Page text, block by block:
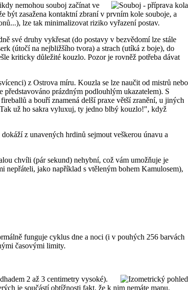
nemohou souboj začínat ve
být zasažena kontaktní zbraní v prvním kole souboje, a
lze tak minimalizovat riziko vyřazení postav.
své druhy vykřesat (do postavy v bezvědomí lze stále
(útočí na nejbližšího tvora) a strach (utíká z boje), do
kriticky důležité kouzlo. Pozor je rovněž potřeba dávat
z Ostrova míru. Kouzla se lze naučit od mistrů nebo
prázdným podlouhlým ukazatelem). S
a bouří znamená delší praxe větší zranění, u jiných
už ho sakra vyluxuj, ty jedno blbý kouzlo!", když
z unavených hrdinů sejmout veškerou únavu a
chvíli (pár sekund) nehybní, což vám umožňuje je
nepřáteli, jako například s vtěleným bohem Kamulosem),
funguje cyklus dne a noci (i v pouhých 256 barvách
časovými limity.
2 až 3 centimetry vysoké).
je součástí obtížnosti fakt, že k nim nemáte mapu.